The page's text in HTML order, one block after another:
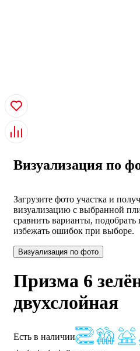
Визуализация по
Загрузите фото участка и
визуализацию с выбранной
сравнить варианты,
избежать ошибок при выборе.
Визуализация по фото
Призма 6
двухслойная
Есть в наличии